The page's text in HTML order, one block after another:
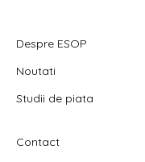
Despre ESOP
Noutati
Studii de piata
Contact